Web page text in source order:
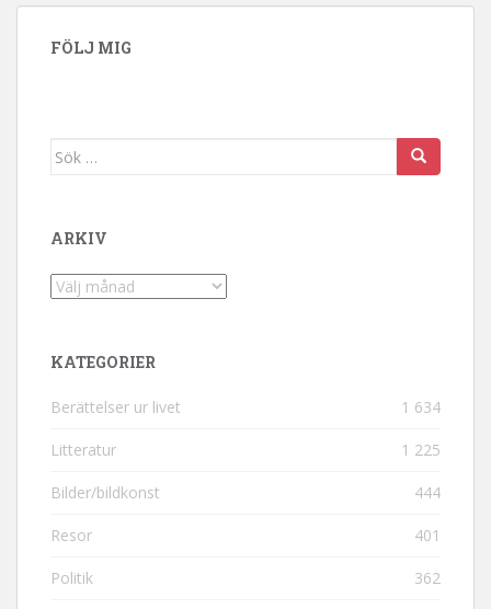
FÖLJ MIG
Sök efter:
ARKIV
Arkiv
KATEGORIER
Berättelser ur livet 1 634
Litteratur 1 225
Bilder/bildkonst 444
Resor 401
Politik 362